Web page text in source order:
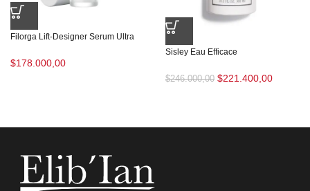
Filorga Lift-Designer Serum Ultra
$178.000,00
Sisley Eau Efficace
$246.000,00 $221.400,00